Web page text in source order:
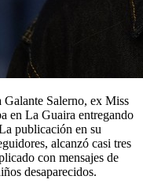
Salerno, ex Miss
en La Guaira entregando
publicación en su
alcanzó casi tres
con mensajes de
desaparecidos.